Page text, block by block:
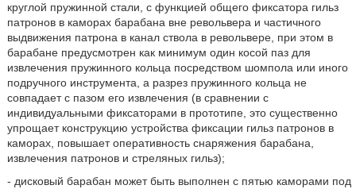
круглой пружинной стали, с функцией общего фиксатора гильз
патронов в каморах барабана вне револьвера и частичного
выдвижения патрона в канал ствола в револьвере, при этом в
барабане предусмотрен как минимум один косой паз для
извлечения пружинного кольца посредством шомпола или иного
подручного инструмента, а разрез пружинного кольца не
совпадает с пазом его извлечения (в сравнении с
индивидуальными фиксаторами в прототипе, это существенно
упрощает конструкцию устройства фиксации гильз патронов в
каморах, повышает оперативность снаряжения барабана,
извлечения патронов и стреляных гильз);
- дисковый барабан может быть выполнен с пятью каморами под